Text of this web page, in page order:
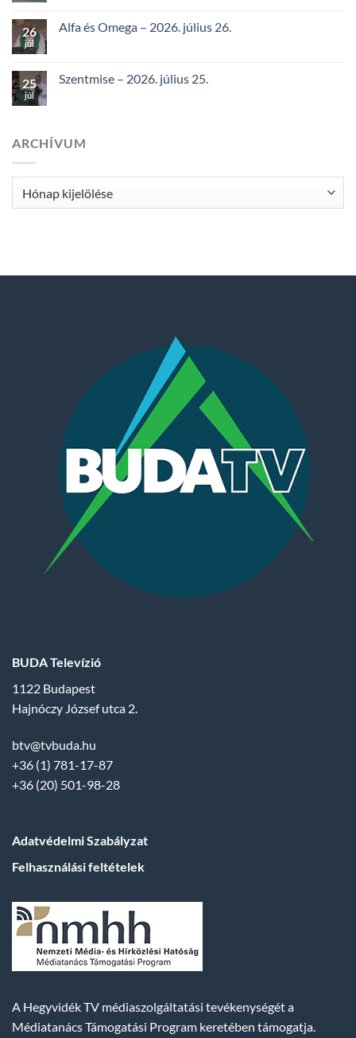
26
júl
Alfa és Omega – 2026. július 26.
25
júl
Szentmise – 2026. július 25.
ARCHÍVUM
BUDA Televízió
1122 Budapest
Hajnóczy József utca 2.
btv@tvbuda.hu
+36 (1) 781-17-87
+36 (20) 501-98-28
Adatvédelmi Szabályzat
Felhasználási feltételek
A Hegyvidék TV médiaszolgáltatási tevékenységét a
Médiatanács Támogatási Program keretében támogatja.